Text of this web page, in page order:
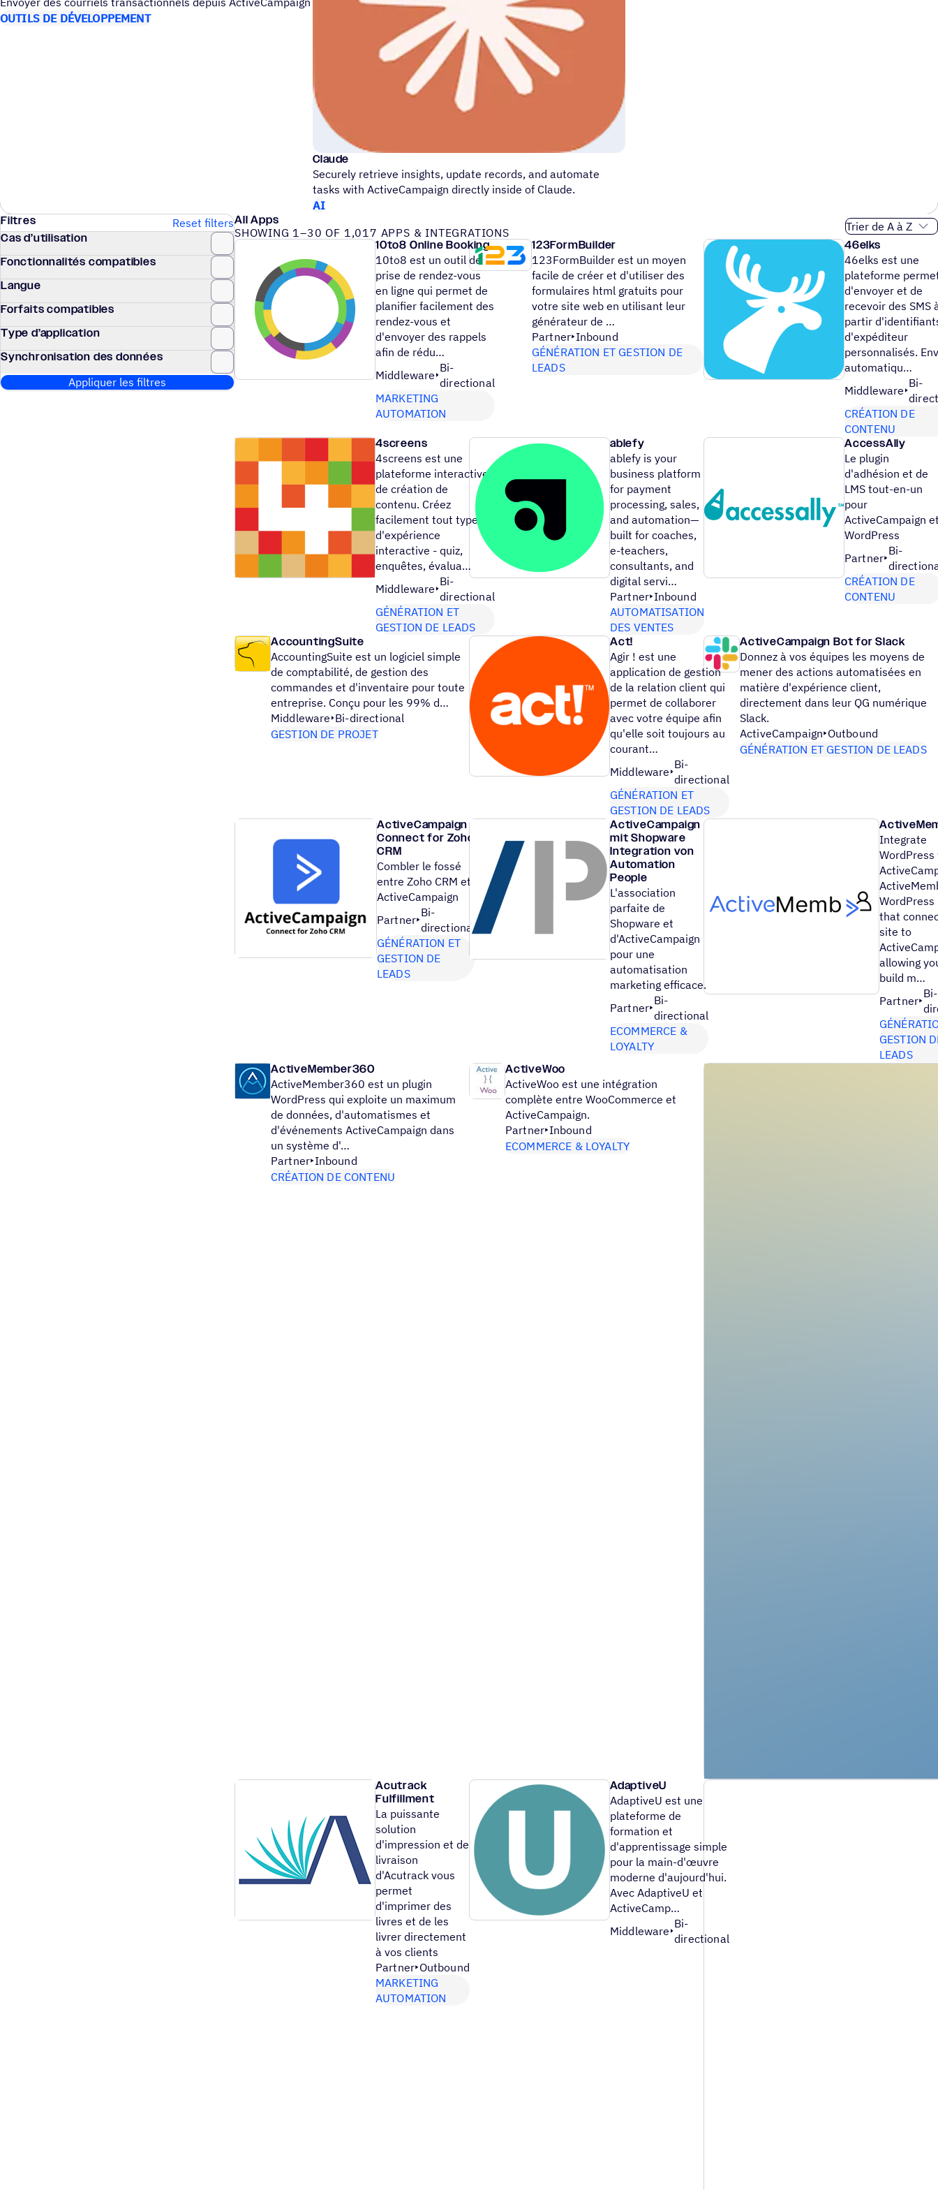
OUTILS DE DÉVELOPPEMENT
Claude
Secu­rely retrieve insights, update records, and auto­mate
tasks with ActiveCampaign directly inside of Claude.
AI
Filtres Reset filters
Cas d’utilisation
Fonctionnalités compatibles
Langue
Forfaits compatibles
Type d’application
Synchronisation des données
Appliquer les filtres
All Apps
SHOWING 1–30 OF 1,017 APPS & INTEGRATIONS
Ordre de tri
10to8 Online Booking
10to8 est un outil de
prise de rendez-vous
en ligne qui permet de
planifier facilement des
rendez-vous et
d'envoyer des rappels
afin de rédu…
Middleware
Bi-
directional
MARKETING
AUTOMATION
123FormBuilder
123FormBuilder est un moyen
facile de créer et d'utiliser des
formulaires html gratuits pour
votre site web en utilisant leur
générateur de …
Partner Inbound
GÉNÉRATION ET GESTION DE
LEADS
46elks
46elks est une
plateforme
d'envoyer et de
recevoir des SMS
partir
d'expéditeur
personnalisés.
automatiqu…
Middleware
Bi-
CRÉATION DE
CONTENU
4screens
4screens est une
plateforme interactive
de création de
contenu. Créez
facilement tout type
d'expérience
interactive - quiz,
enquêtes, évalua…
Middleware
Bi-
directional
GÉNÉRATION ET
GESTION DE LEADS
ablefy
ablefy is your
business platform
for payment
processing, sales,
and automation—
built for coaches,
e-teachers,
consultants, and
digital servi…
Partner Inbound
AUTOMATISATION
DES VENTES
AccessAlly
Le plugin
d'adhésion et de
LMS tout-en-un
pour
ActiveCampaign
WordPress
Partner
Bi-
CRÉATION DE
CONTENU
AccountingSuite
AccountingSuite est un logiciel simple
de comptabilité, de gestion des
commandes et d'inventaire pour toute
entreprise. Conçu pour les 99% d…
Middleware Bi-directional
GESTION DE PROJET
Act!
Agir ! est une
application de gestion
de la relation client qui
permet de collaborer
avec votre équipe afin
qu'elle soit toujours au
courant…
Middleware
Bi-
directional
GÉNÉRATION ET
GESTION DE LEADS
ActiveCampaign Bot for Slack
Donnez à vos équipes les moyens de
mener des actions automatisées en
matière d'expérience client,
directement dans leur QG numérique
Slack.
ActiveCampaign Outbound
GÉNÉRATION ET GESTION DE LEADS
ActiveCampaign
Connect for Zoho
CRM
Combler le fossé
entre Zoho CRM et
ActiveCampaign
Partner
Bi-
directional
GÉNÉRATION ET
GESTION DE
LEADS
ActiveCampaign
mit Shopware
Integration von
Automation
People
L'association
parfaite de
Shopware et
d'ActiveCampaign
pour une
automatisation
marketing efficace.
Partner
Bi-
directional
ECOMMERCE &
LOYALTY
Integrate
WordPress
that
site to
allowing
build m…
Partner
Bi-
GESTION
LEADS
ActiveMember360
ActiveMember360 est un plugin
WordPress qui exploite un maximum
de données, d'automatismes et
d'événements ActiveCampaign dans
un système d'…
Partner Inbound
CRÉATION DE CONTENU
ActiveWoo
ActiveWoo est une intégration
complète entre WooCommerce et
ActiveCampaign.
Partner Inbound
ECOMMERCE & LOYALTY
Acutrack
Fulfillment
La puissante
solution
d'impression et de
livraison
d'Acutrack vous
permet
d'imprimer des
livres et de les
livrer directement
à vos clients
Partner Outbound
MARKETING
AUTOMATION
AdaptiveU
AdaptiveU est une
plateforme de
formation et
d'apprentissage simple
pour la main-d'œuvre
moderne d'aujourd'hui.
Avec AdaptiveU et
ActiveCamp…
Middleware
Bi-
directional